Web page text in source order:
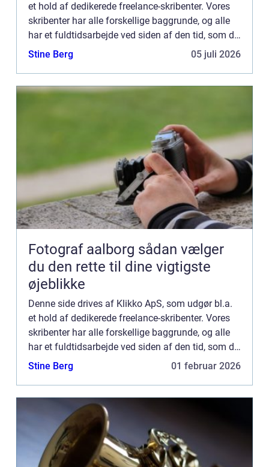
et hold af dedikerede freelance-skribenter. Vores
skribenter har alle forskellige baggrunde, og alle
har et fuldtidsarbejde ved siden af den tid, som de
bruger på at skrive aktuelle indlæg til denne bl...
Stine Berg 05 juli 2026
Fotograf aalborg sådan vælger
du den rette til dine vigtigste
øjeblikke
Denne side drives af Klikko ApS, som udgør bl.a.
et hold af dedikerede freelance-skribenter. Vores
skribenter har alle forskellige baggrunde, og alle
har et fuldtidsarbejde ved siden af den tid, som de
bruger på at skrive aktuelle indlæg til denne bl...
Stine Berg 01 februar 2026